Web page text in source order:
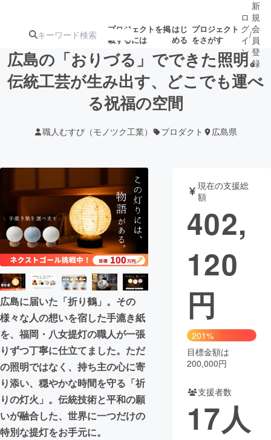
プロジェクトを掲
載するには
はじ
める
プロジェクト
をさがす
注目の新着プロ募集終了が近いプ
テクノロジー・ガジェット
映像・映画 書籍・雑誌
ビジネス・起業 チャレンジ
まちづくり・地域活性化
CAMPFIRE for Social Good
CAMPFIRE Creation
CAMPFIREふるさと納税machi-ya コミュニティ
ロ
グ
イ
ン
/
新
規
会
員
登
録
広島の「おりづる」でできた照明。
伝統工芸が生み出す、どこでも運べ
る祝福の空間
職人むすび（モノツク工業） プロダクト 広島県
広島に届いた「折り鶴」。その
様々な人の想いを宿した手漉き紙
を、福岡・八女提灯の職人が一張
りずつ丁寧に仕立てました。ただ
の照明ではなく、持ち主の心に寄
り添い、穏やかな時間を守る「祈
りの灯火」。伝統技術と平和の願
いが融合した、世界に一つだけの
特別な提灯をお手元に。
現在の支援総
額
402,
120
円
201%
目標金額は
200,000円
支援者数
17人